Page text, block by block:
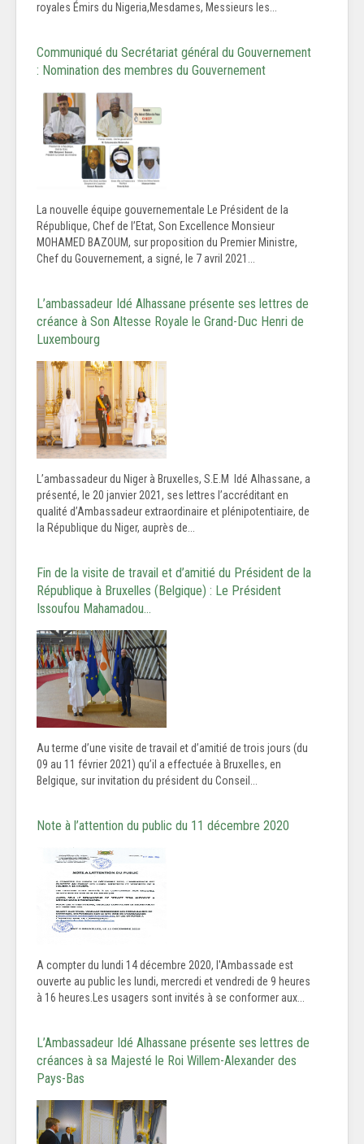
royales Émirs du Nigeria,Mesdames, Messieurs les...
Communiqué du Secrétariat général du Gouvernement
: Nomination des membres du Gouvernement
La nouvelle équipe gouvernementale Le Président de la
République, Chef de l’Etat, Son Excellence Monsieur
MOHAMED BAZOUM, sur proposition du Premier Ministre,
Chef du Gouvernement, a signé, le 7 avril 2021...
L’ambassadeur Idé Alhassane présente ses lettres de
créance à Son Altesse Royale le Grand-Duc Henri de
Luxembourg
L’ambassadeur du Niger à Bruxelles, S.E.M Idé Alhassane, a
présenté, le 20 janvier 2021, ses lettres l’accréditant en
qualité d’Ambassadeur extraordinaire et plénipotentiaire, de
la République du Niger, auprès de...
Fin de la visite de travail et d’amitié du Président de la
République à Bruxelles (Belgique) : Le Président
Issoufou Mahamadou…
Au terme d’une visite de travail et d’amitié de trois jours (du
09 au 11 février 2021) qu’il a effectuée à Bruxelles, en
Belgique, sur invitation du président du Conseil...
Note à l’attention du public du 11 décembre 2020
A compter du lundi 14 décembre 2020, l'Ambassade est
ouverte au public les lundi, mercredi et vendredi de 9 heures
à 16 heures.Les usagers sont invités à se conformer aux...
L’Ambassadeur Idé Alhassane présente ses lettres de
créances à sa Majesté le Roi Willem-Alexander des
Pays-Bas